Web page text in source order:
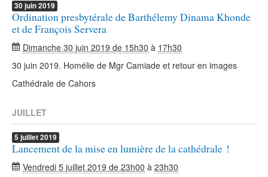
30 juin2019
Ordination presbytérale de Barthélemy Dinama Khonde
et de François Servera
Dimanche 30 juin 2019 de 15h30 à 17h30
30 juin 2019. Homélie de Mgr Camiade et retour en images
Cathédrale de Cahors
JUILLET
5 juillet2019
Lancement de la mise en lumière de la cathédrale !
Vendredi 5 juillet 2019 de 23h00 à 23h30